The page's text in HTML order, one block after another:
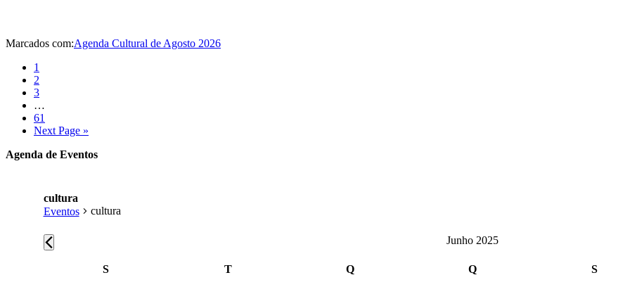
Marcados com:Agenda Cultural de Agosto 2026
Página
1
Página
2
Página
3
pages
omitted
…
Página
61
Go
Next Page »
Sidebar
Agenda de Eventos
cultura
Eventos
cultura
Eventos Junho 2025
Calendário
SSegunda-
TTerça-
Q QQuinta-
S